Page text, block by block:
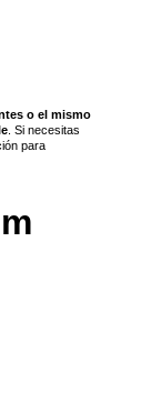
o el mismo
. Si necesitas
para